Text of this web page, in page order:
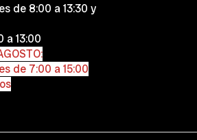
de 8:00 a 13:30 y
a 13:00
de 7:00 a 15:00